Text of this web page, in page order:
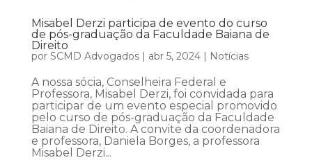
Misabel Derzi participa de evento do curso
de pós-graduação da Faculdade Baiana de
Direito
por SCMD Advogados| abr 5, 2024| Notícias
A nossa sócia, Conselheira Federal e
Professora, Misabel Derzi, foi convidada para
participar de um evento especial promovido
pelo curso de pós-graduação da Faculdade
Baiana de Direito. A convite da coordenadora
e professora, Daniela Borges, a professora
Misabel Derzi...